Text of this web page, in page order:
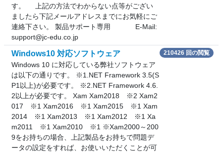
す。 上記の方法でわからない点等がござい
ましたら下記メールアドレスまでにお気軽にご
連絡下さい。 製品サポート専用 E-Mail:
support@jc-edu.co.jp
Windows10 対応ソフトウェア
Windows 10 に対応している弊社ソフトウェア
は以下の通りです。 ※1.NET Framework 3.5(S
P1以上)が必要です。 ※2.NET Framework 4.6.
2以上が必要です。 Xam Xam2018 ※2 Xam2
017 ※1 Xam2016 ※1 Xam2015 ※1 Xam
2014 ※1 Xam2013 ※1 Xam2012 ※1 Xa
m2011 ※1 Xam2010 ※1 ※Xam2000～200
9をお持ちの場合、上記製品をお持ちで問題デ
ータの設定をすれば、お使いいただくことが可
210426 回の閲覧